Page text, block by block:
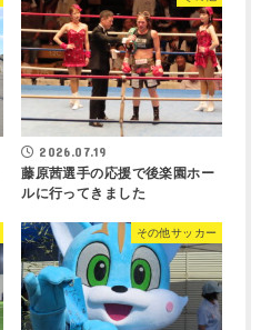
2026.07.19
藤原茜選手の応援で後楽園ホー
ルに行ってきました
その他サッカー